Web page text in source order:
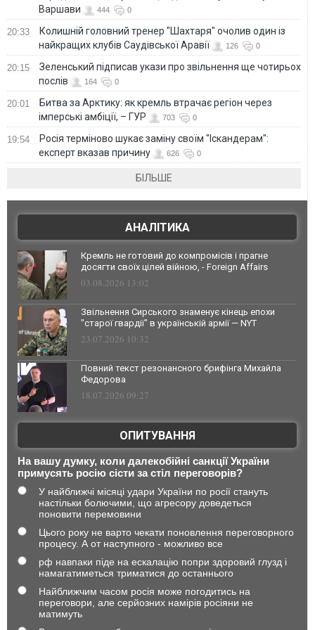
Варшави
444 0
20:33
Колишній головний тренер "Шахтаря" очолив один із
найкращих клубів Саудівської Аравії
126 0
20:15
Зеленський підписав укази про звільнення ще чотирьох
послів
164 0
20:01
Битва за Арктику: як кремль втрачає регіон через
імперські амбіції, – ГУР
703 0
19:54
Росія терміново шукає заміну своїм "Іскандерам":
експерт вказав причину
626 0
БІЛЬШЕ
АНАЛІТИКА
Кремль не готовий до компромісів і прагне
досягти своїх цілей війною, - Foreign Affairs
03.08.2026 13:02
Звільнення Сирського знаменує кінець епохи
"старої гвардії" в українській армії — NYT
23.07.2026 10:32
Повний текст резонансного брифінга Михайла
Федорова
18.07.2026 09:27
ОПИТУВАННЯ
На вашу думку, коли далекобійні санкції України
примусять росію сісти за стіл переговорів?
У найближчі місяці удари України по росії стануть
настільки болючими, що агресору доведеться
поновити перемовини
Цього року не варто чекати поновлення переговорного
процесу. А от наступного - можливо все
рф навпаки піде на ескалацію попри здоровий глузд і
намагатиметься триматися до останнього
Найближчим часом росія може погодитись на
переговори, але серйозних намірів росіяни не
матимуть